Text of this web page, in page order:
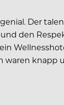
Der
den